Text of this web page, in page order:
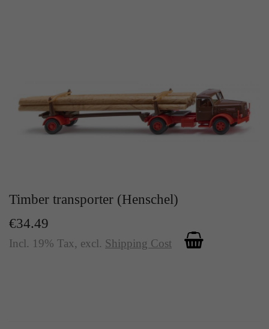
Timber transporter (Henschel)
€34.49
Incl. 19% Tax, excl. Shipping Cost